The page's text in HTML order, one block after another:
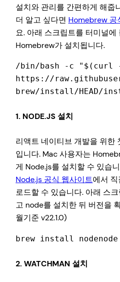
설치와 관리를 간편하게 해줍
더 알고 싶다면 Homebrew 공
요. 아래 스크립트를 터미널에
Homebrew가 설치됩니다.
/bin/bash -c "$(curl
https://
brew/install/HEAD/
1. NODE.JS 설치
리액트 네이티브 개발을 위한
입니다. Mac 사용자는
게 Node.js를 설치할 수 있습
Node.js 공식 웹사이트에서
로드할 수 있습니다. 아래 스
고 node를 설치한 뒤 버전을
월기준 v22.1.0)
brew install
2. WATCHMAN 설치